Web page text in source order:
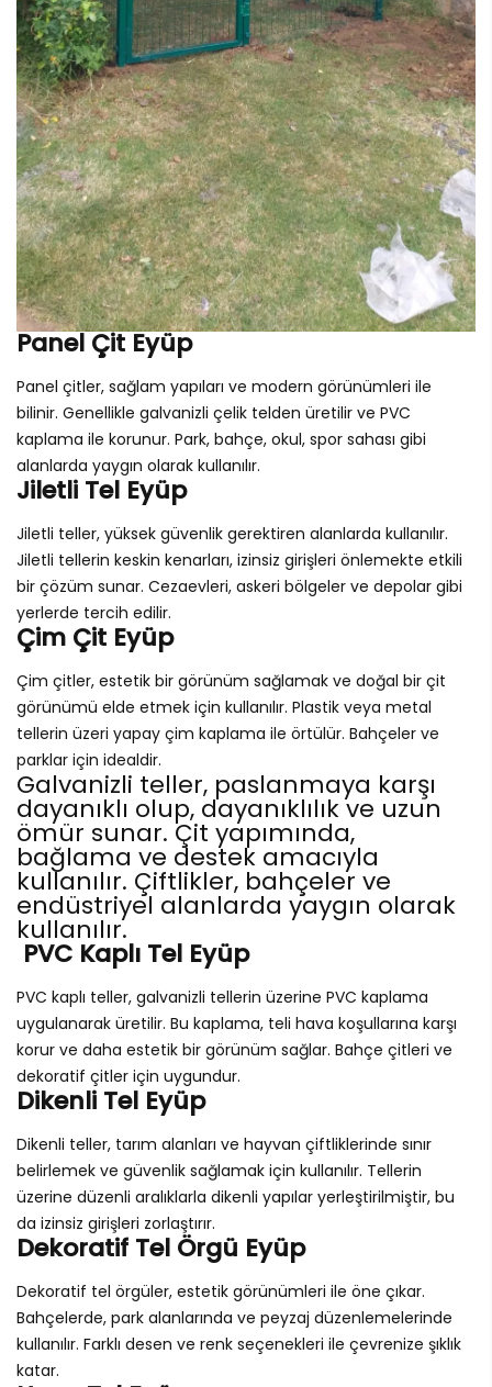
Panel Çit Eyüp
Panel çitler, sağlam yapıları ve modern görünümleri ile
bilinir. Genellikle galvanizli çelik telden üretilir ve PVC
kaplama ile korunur. Park, bahçe, okul, spor sahası gibi
alanlarda yaygın olarak kullanılır.
Jiletli Tel Eyüp
Jiletli teller, yüksek güvenlik gerektiren alanlarda kullanılır.
Jiletli tellerin keskin kenarları, izinsiz girişleri önlemekte etkili
bir çözüm sunar. Cezaevleri, askeri bölgeler ve depolar gibi
yerlerde tercih edilir.
Çim Çit Eyüp
Çim çitler, estetik bir görünüm sağlamak ve doğal bir çit
görünümü elde etmek için kullanılır. Plastik veya metal
tellerin üzeri yapay çim kaplama ile örtülür. Bahçeler ve
parklar için idealdir.
Galvanizli teller, paslanmaya karşı
dayanıklı olup, dayanıklılık ve uzun
ömür sunar. Çit yapımında,
bağlama ve destek amacıyla
kullanılır. Çiftlikler, bahçeler ve
endüstriyel alanlarda yaygın olarak
kullanılır.
PVC Kaplı Tel Eyüp
PVC kaplı teller, galvanizli tellerin üzerine PVC kaplama
uygulanarak üretilir. Bu kaplama, teli hava koşullarına karşı
korur ve daha estetik bir görünüm sağlar. Bahçe çitleri ve
dekoratif çitler için uygundur.
Dikenli Tel Eyüp
Dikenli teller, tarım alanları ve hayvan çiftliklerinde sınır
belirlemek ve güvenlik sağlamak için kullanılır. Tellerin
üzerine düzenli aralıklarla dikenli yapılar yerleştirilmiştir, bu
da izinsiz girişleri zorlaştırır.
Dekoratif Tel Örgü Eyüp
Dekoratif tel örgüler, estetik görünümleri ile öne çıkar.
Bahçelerde, park alanlarında ve peyzaj düzenlemelerinde
kullanılır. Farklı desen ve renk seçenekleri ile çevrenize şıklık
katar.